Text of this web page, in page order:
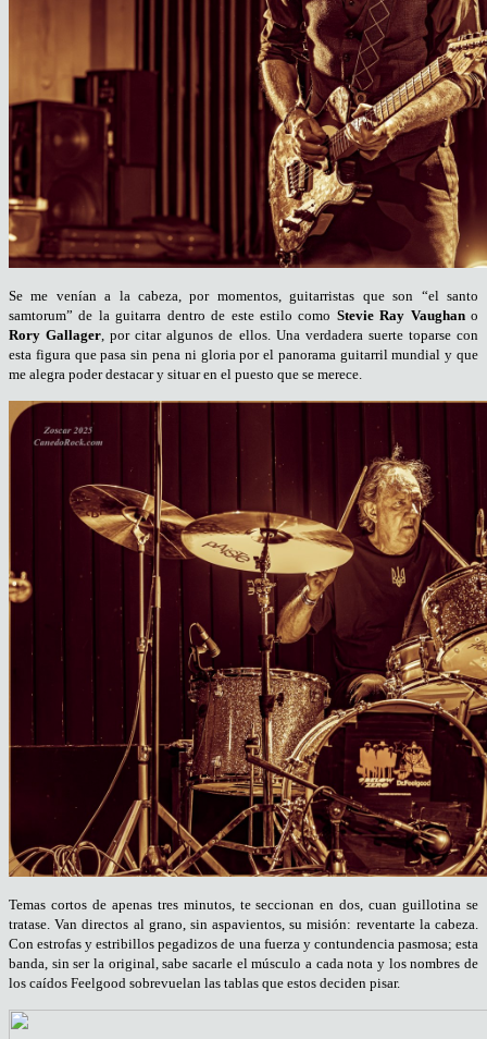
Se me venían a la cabeza, por momentos, guitarristas que son “el santo
samtorum” de la guitarra dentro de este estilo como StevieRay Vaughano
Rory Gallager, por citar algunos de ellos. Una verdadera suerte toparse con
esta figura que pasa sin pena ni gloria por el panorama guitarril mundial y que
me alegra poder destacar y situar en el puesto que se merece.
Temas cortos de apenas tres minutos, te seccionan en dos, cuan guillotina se
tratase. Van directos al grano, sin aspavientos, su misión: reventarte la cabeza.
Con estrofas y estribillos pegadizos de una fuerza y contundencia pasmosa; esta
banda, sin ser la original, sabe sacarle el músculo a cada nota y los nombres de
los caídos Feelgood sobrevuelan las tablas que estos deciden pisar.